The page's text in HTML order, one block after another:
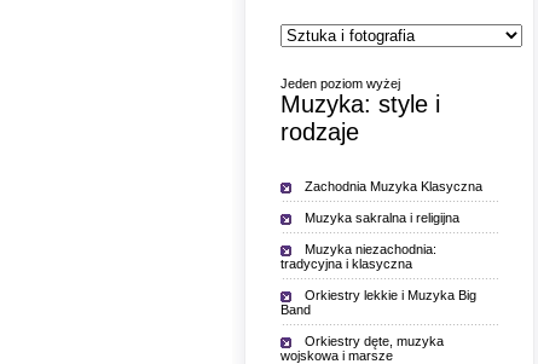
Jeden poziom wyżej
Muzyka: style i
rodzaje
Zachodnia Muzyka Klasyczna
Muzyka sakralna i religijna
Muzyka niezachodnia:
tradycyjna i klasyczna
Orkiestry lekkie i Muzyka Big
Band
Orkiestry dęte, muzyka
wojskowa i marsze